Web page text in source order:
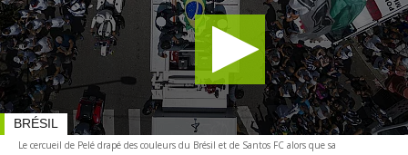
Le cercueil de Pelé drapé des couleurs du Brésil et de Santos FC alors que sa
BRÉSIL